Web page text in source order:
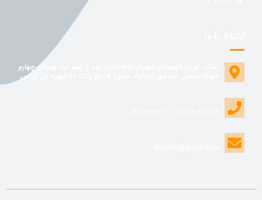
استان تهران-شهرستان شهریار جاده آدران بعد از اسد آباد بوستان چهارم